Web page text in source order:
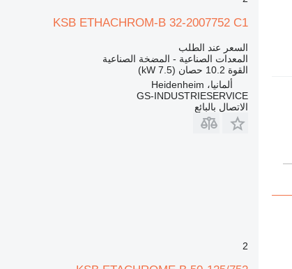
KSB ETHACHROM-B 32-2007752 C1
السعر عند الطلب
المعدات الصناعية - المضخة الصناعية
القوة 10.2 حصان (7.5 kW)
ألمانيا، Heidenheim
GS-INDUSTRIESERVICE
الاتصال بالبائع
2